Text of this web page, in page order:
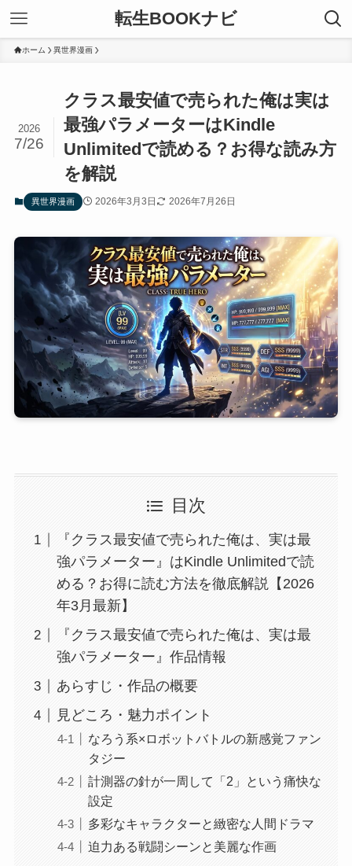
転生BOOKナビ
ホーム 異世界漫画
クラス最安値で売られた俺は実は
最強パラメーターはKindle
Unlimitedで読める？お得な読み方
を解説
2026
7/26
異世界漫画 2026年3月3日 2026年7月26日
目次
『クラス最安値で売られた俺は、実は最
強パラメーター』はKindle Unlimitedで読
める？お得に読む方法を徹底解説【2026
年3月最新】
『クラス最安値で売られた俺は、実は最
強パラメーター』作品情報
あらすじ・作品の概要
見どころ・魅力ポイント
なろう系×ロボットバトルの新感覚ファン
タジー
計測器の針が一周して「2」という痛快な
設定
多彩なキャラクターと緻密な人間ドラマ
迫力ある戦闘シーンと美麗な作画